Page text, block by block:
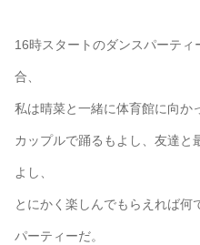
16時スタートのダンスパーテ
合、
私は晴菜と一緒に体育館に向か
カップルで踊るもよし、友達と
よし、
とにかく楽しんでもらえれば何
パーティーだ。